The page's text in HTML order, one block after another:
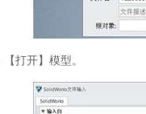
打开】模型。